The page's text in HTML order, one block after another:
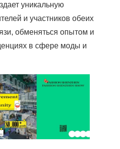
уникальную
и участников обеих
обменяться опытом и
в сфере моды и